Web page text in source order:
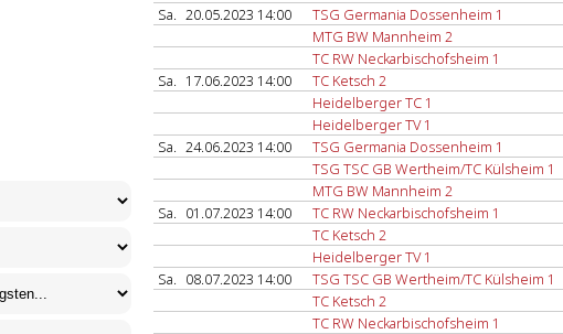
Sa. 20.05.2023 14:00 TSG Germania Dossenheim 1
MTG BW Mannheim 2
TC RW Neckarbischofsheim 1
Sa. 17.06.2023 14:00 TC Ketsch 2
Heidelberger TC 1
Heidelberger TV 1
Sa. 24.06.2023 14:00 TSG Germania Dossenheim 1
TSG TSC GB Wertheim/TC Külsheim 1
MTG BW Mannheim 2
Sa. 01.07.2023 14:00 TC RW Neckarbischofsheim 1
TC Ketsch 2
Heidelberger TV 1
Sa. 08.07.2023 14:00 TSG TSC GB Wertheim/TC Külsheim 1
TC Ketsch 2
TC RW Neckarbischofsheim 1